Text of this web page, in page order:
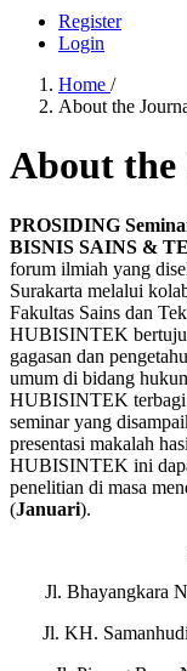
Register
Login
Home /
About the
About
PROSIDING
BISNIS SAINS &
forum ilmiah yang
Surakarta melalui
Fakultas Sains dan
HUBISINTEK
gagasan dan
umum di bidang
HUBISINTEK terbagi
seminar yang
presentasi makalah
HUBISINTEK ini
penelitian di masa
(Januari).
Jl. Bhayangkara
Jl. KH.